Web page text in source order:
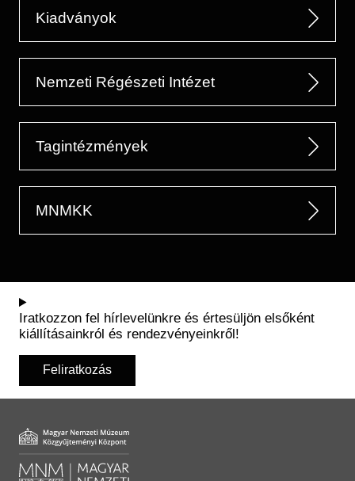
Kiadványok
Nemzeti Régészeti Intézet
Tagintézmények
MNMKK
Iratkozzon fel hírlevelünkre és értesüljön elsőként
kiállításainkról és rendezvényeinkről!
Feliratkozás